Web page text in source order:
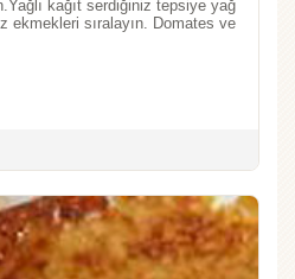
kağıt serdiğiniz tepsiye yağ
ekmekleri sıralayın. Domates ve